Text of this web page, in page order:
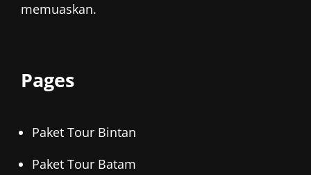
memuaskan.
Pages
Paket Tour Bintan
Paket Tour Batam